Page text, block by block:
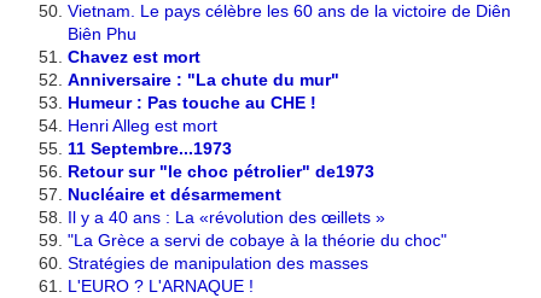
Vietnam. Le pays célèbre les 60 ans de la victoire de Diên
Biên Phu
Chavez est mort
Anniversaire : "La chute du mur"
Humeur : Pas touche au CHE !
Henri Alleg est mort
11 Septembre...1973
Retour sur "le choc pétrolier" de1973
Nucléaire et désarmement
Il y a 40 ans : La «révolution des œillets »
"La Grèce a servi de cobaye à la théorie du choc"
Stratégies de manipulation des masses
L'EURO ? L'ARNAQUE !